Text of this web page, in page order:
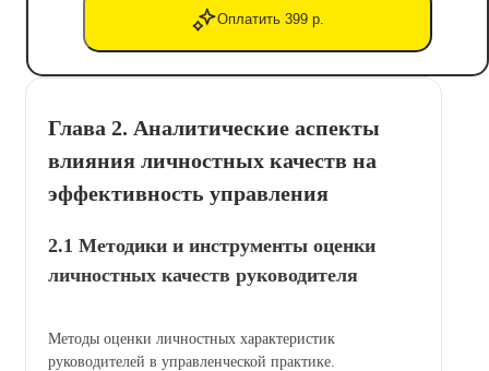
Оплатить 399 р.
Глава 2. Аналитические аспекты
влияния личностных качеств на
эффективность управления
2.1 Методики и инструменты оценки
личностных качеств руководителя
Методы оценки личностных характеристик
руководителей в управленческой практике.